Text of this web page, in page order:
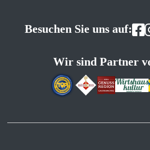
Besuchen Sie uns auf:
Wir sind Partner